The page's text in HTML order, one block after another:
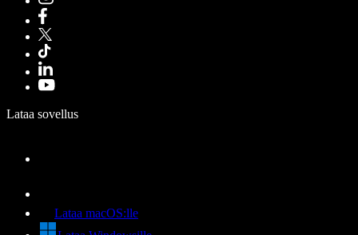
Lataa sovellus
Lataa macOS:lle